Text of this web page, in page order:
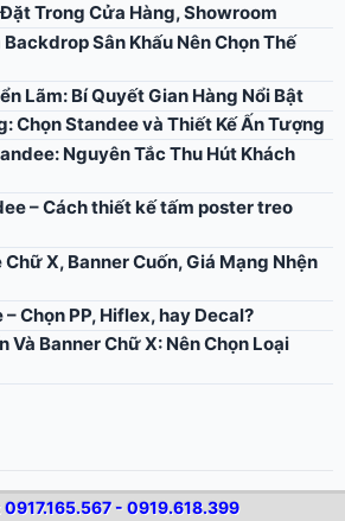
0917.165.567 - 0919.618.399
Trong Cửa Hàng, Showroom
Sân Khấu Nên Chọn Thế
Lãm: Bí Quyết Gian Hàng Nổi Bật
Chọn Standee và Thiết Kế Ấn Tượng
Nguyên Tắc Thu Hút Khách
– Cách thiết kế tấm poster treo
X, Banner Cuốn, Giá Mạng Nhện
Chọn PP, Hiflex, hay Decal?
Và Banner Chữ X: Nên Chọn Loại
Land. All rights reserved.